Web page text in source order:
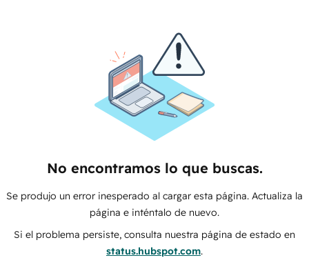
No encontramos lo que buscas.
Se produjo un error inesperado al cargar esta página. Actualiza la
página e inténtalo de nuevo.
Si el problema persiste, consulta nuestra página de estado en
status.hubspot.com.